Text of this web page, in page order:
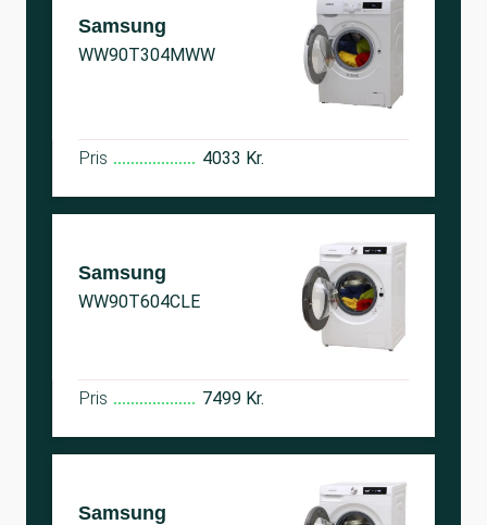
Samsung
WW90T304MWW
Pris 4033 Kr.
Samsung
WW90T604CLE
Pris 7499 Kr.
Samsung